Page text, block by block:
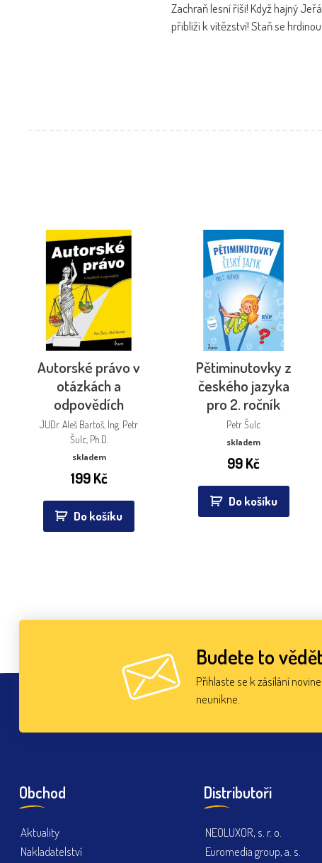
Zachraň lesní říši! Když hajný
přiblíží k vítězství! Staň se
Autorské právo v
otázkách a
odpovědích
JUDr. Aleš Bartoš, Ing. Petr
Šulc, Ph.D.
skladem
199Kč
Do košíku
Pětiminutovky z
českého jazyka
pro 2. ročník
Petr Šulc
skladem
99Kč
Do košíku
Budete to
Přihlaste se k zásílání
neunikne.
Obchod
Aktuality
Nakladatelství
Distributoři
NEOLUXOR, s. r. o.
Euromedia group, a. s.